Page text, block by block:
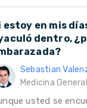
estoy en mis
dentro,
Sebastian
Medicina General
usted se